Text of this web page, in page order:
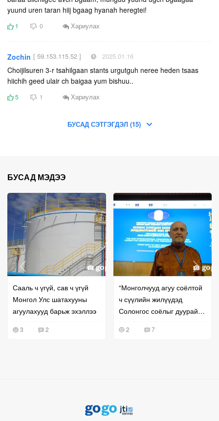
yuund uren taran hiij bgaag hyanah heregtei!
1 0 Хариулах
Zochin [ 59.153.115.52 ] 2025.01.16
Choijilsuren 3-r tsahilgaan stants urgutguh neree heden tsaas
hiichih geed ulair ch baigaa yum bishuu..
5 1 Хариулах
БУСАД СЭТГЭГДЭЛ (15)
БУСАД МЭДЭЭ
Сааль ч үгүй, сав ч үгүй
Монгол Улс шатахууны
агуулахууд барьж эхэллээ
3 2
“Монголчууд агуу соёлтой
ч сүүлийн жилүүдэд
Солонгос соёлыг дуурайж,
2 7